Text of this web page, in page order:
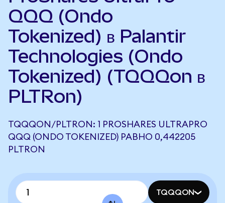
QQQ (Ondo
Tokenized) в Palantir
Technologies (Ondo
Tokenized) (TQQQon в
PLTRon)
TQQQON/PLTRON: 1 PROSHARES ULTRAPRO
QQQ (ONDO TOKENIZED) РАВНО 0,442205
PLTRON
TQQQON